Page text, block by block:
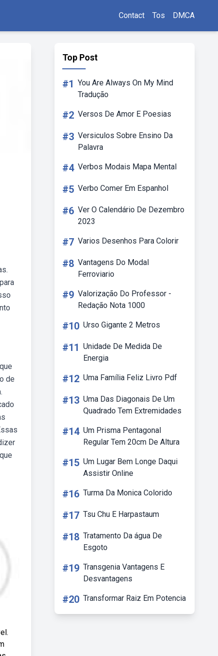
Contact Tos DMCA
de
Top Post
#1 You Are Always On My Mind
Tradução
#2 Versos De Amor E Poesias
#3 Versiculos Sobre Ensino Da
Palavra
#4 Verbos Modais Mapa Mental
#5 Verbo Comer Em Espanhol
#6 Ver O Calendário De Dezembro
2023
#7 Varios Desenhos Para Colorir
#8 Vantagens Do Modal
Ferroviario
#9 Valorização Do Professor -
Redação Nota 1000
#10 Urso Gigante 2 Metros
#11 Unidade De Medida De
Energia
#12 Uma Família Feliz Livro Pdf
#13 Uma Das Diagonais De Um
Quadrado Tem Extremidades
#14 Um Prisma Pentagonal
Regular Tem 20cm De Altura
#15 Um Lugar Bem Longe Daqui
Assistir Online
#16 Turma Da Monica Colorido
#17 Tsu Chu E Harpastaum
#18 Tratamento Da água De
Esgoto
#19 Transgenia Vantagens E
Desvantagens
#20 Transformar Raiz Em Potencia